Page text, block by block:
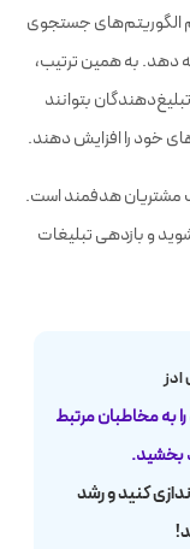
الگوریتم‌های جستجوی
دهد. به همین ترتیب،
بتوانند
خود را افزایش دهند.
مشتریان هدفمند است.
و بازدهی تبلیغات
به مخاطبان مرتبط
بخشید.
کنید و رشد